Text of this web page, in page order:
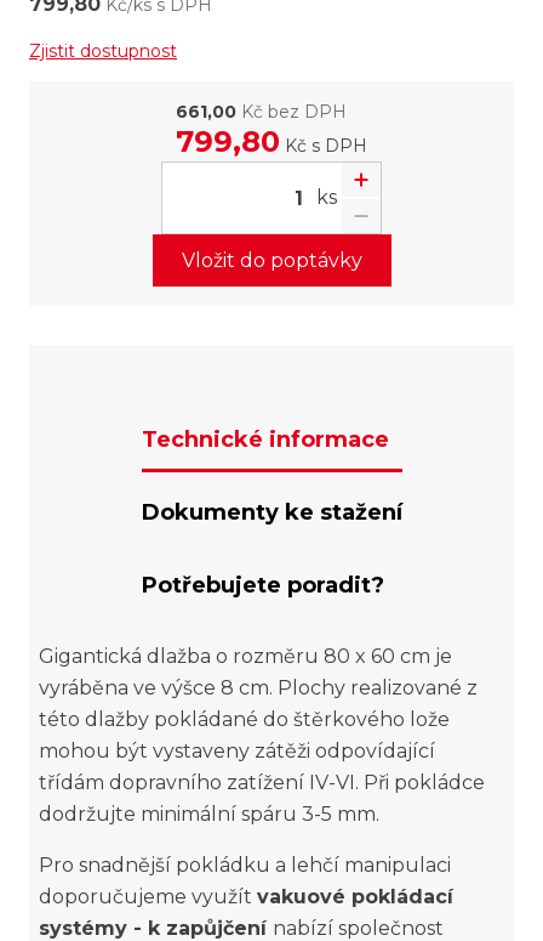
Kč/ks s DPH
Zjistit dostupnost
661,00 Kč bez DPH
799,80 Kč s DPH
ks
Vložit do poptávky
Technické informace
Dokumenty ke stažení
Potřebujete poradit?
Gigantická dlažba o rozměru 80 x 60 cm je
vyráběna ve výšce 8 cm. Plochy realizované z
této dlažby pokládané do štěrkového lože
mohou být vystaveny zátěži odpovídající
třídám dopravního zatížení IV-VI. Při pokládce
dodržujte minimální spáru 3-5 mm.
Pro snadnější pokládku a lehčí manipulaci
doporučujeme využít vakuové pokládací
systémy - k zapůjčení nabízí společnost